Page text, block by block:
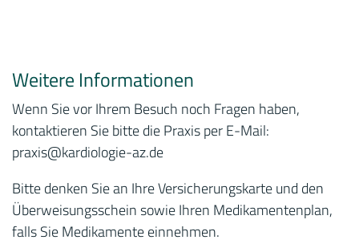
Weitere Informationen
Wenn Sie vor Ihrem Besuch noch Fragen haben,
kontaktieren Sie bitte die Praxis per E-Mail:
praxis@kardiologie-az.de
Bitte denken Sie an Ihre Versicherungskarte und den
Überweisungsschein sowie Ihren Medikamentenplan,
falls Sie Medikamente einnehmen.